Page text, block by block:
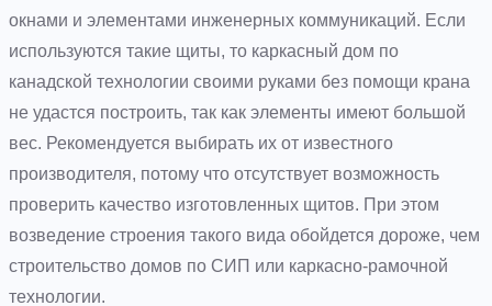
окнами и элементами инженерных коммуникаций. Если
используются такие щиты, то каркасный дом по
канадской технологии своими руками без помощи крана
не удастся построить, так как элементы имеют большой
вес. Рекомендуется выбирать их от известного
производителя, потому что отсутствует возможность
проверить качество изготовленных щитов. При этом
возведение строения такого вида обойдется дороже, чем
строительство домов по СИП или каркасно-рамочной
технологии.